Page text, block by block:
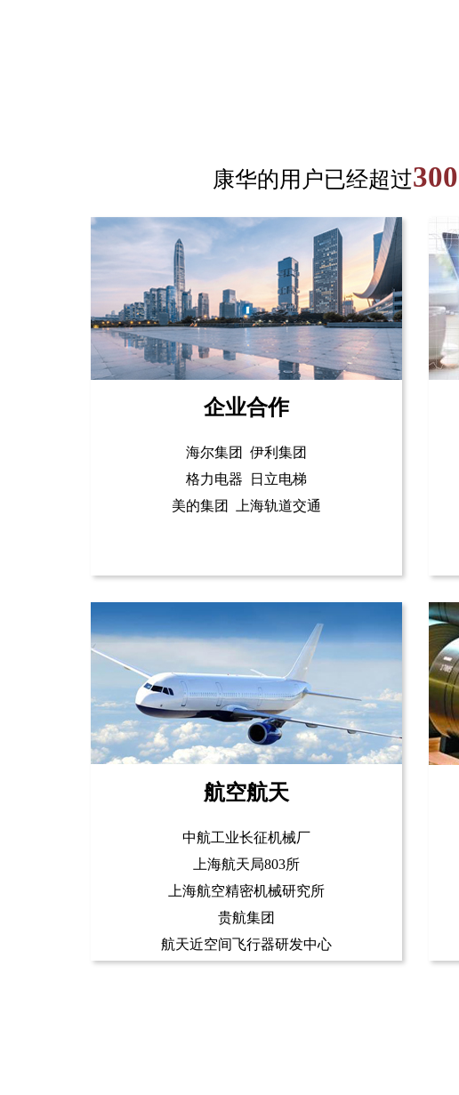
康华的用户已经超过
企业合作
海尔集团 伊利集团
格力电器 日立电梯
美的集团 上海轨道交通
航空航天
中航工业长征机械厂
上海航天局803所
上海航空精密机械研究所
贵航集团
航天近空间飞行器研发中心